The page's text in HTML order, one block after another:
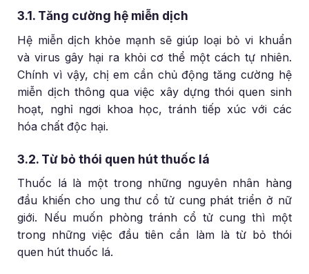
3.1. Tăng cường hệ miễn dịch
Hệ miễn dịch khỏe mạnh sẽ giúp loại bỏ vi khuẩn
và virus gây hại ra khỏi cơ thể một cách tự nhiên.
Chính vì vậy, chị em cần chủ động tăng cường hệ
miễn dịch thông qua việc xây dựng thói quen sinh
hoạt, nghỉ ngơi khoa học, tránh tiếp xúc với các
hóa chất độc hại.
3.2. Từ bỏ thói quen hút thuốc lá
Thuốc lá là một trong những nguyên nhân hàng
đầu khiến cho ung thư cổ tử cung phát triển ở nữ
giới. Nếu muốn phòng tránh cổ tử cung thì một
trong những việc đầu tiên cần làm là từ bỏ thói
quen hút thuốc lá.